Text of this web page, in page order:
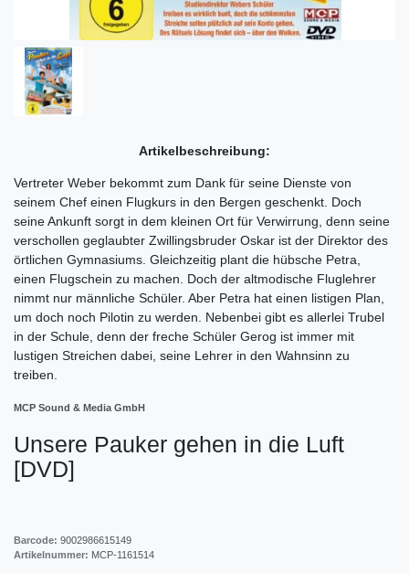
Artikelbeschreibung:
Vertreter Weber bekommt zum Dank für seine Dienste von
seinem Chef einen Flugkurs in den Bergen geschenkt. Doch
seine Ankunft sorgt in dem kleinen Ort für Verwirrung, denn seine
verschollen geglaubter Zwillingsbruder Oskar ist der Direktor des
örtlichen Gymnasiums. Gleichzeitig plant die hübsche Petra,
einen Flugschein zu machen. Doch der altmodische Fluglehrer
nimmt nur männliche Schüler. Aber Petra hat einen listigen Plan,
um doch noch Pilotin zu werden. Nebenbei gibt es allerlei Trubel
in der Schule, denn der freche Schüler Gerog ist immer mit
lustigen Streichen dabei, seine Lehrer in den Wahnsinn zu
treiben.
MCP Sound & Media GmbH
Unsere Pauker gehen in die Luft
[DVD]
Barcode: 9002986615149
Artikelnummer: MCP-1161514